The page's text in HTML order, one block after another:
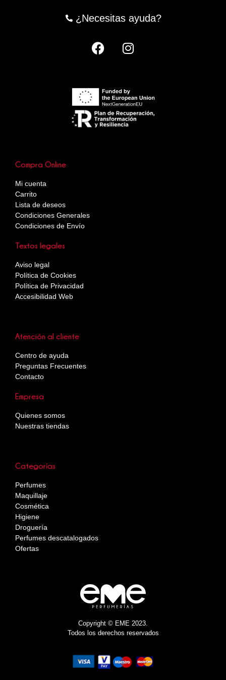
Copyright © EME 2023.
Todos los derechos reservados
Categorías
Perfumes
Maquillaje
Cosmética
Higiene
Droguería
Perfumes descatalogados
Ofertas
Atención al cliente
Centro de ayuda
Preguntas Frecuentes
Contacto
Empresa
Quienes somos
Nuestras tiendas
Compra Online
Mi cuenta
Carrito
Lista de deseos
Condiciones Generales
Condiciones de Envío
Textos legales
Aviso legal
Política de Cookies
Política de Privacidad
Accesibilidad Web
¿Necesitas ayuda?